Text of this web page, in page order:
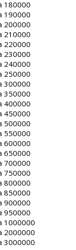
180000
190000
200000
210000
220000
230000
240000
250000
300000
350000
400000
450000
500000
550000
600000
650000
700000
750000
800000
850000
900000
950000
1000000
2000000
3000000